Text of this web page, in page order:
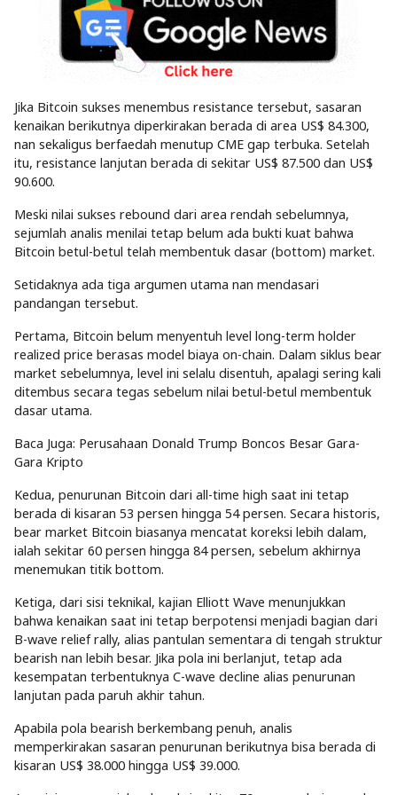
Jika Bitcoin sukses menembus resistance tersebut, sasaran
kenaikan berikutnya diperkirakan berada di area US$ 84.300,
nan sekaligus berfaedah menutup CME gap terbuka. Setelah
itu, resistance lanjutan berada di sekitar US$ 87.500 dan US$
90.600.
Meski nilai sukses rebound dari area rendah sebelumnya,
sejumlah analis menilai tetap belum ada bukti kuat bahwa
Bitcoin betul-betul telah membentuk dasar (bottom) market.
Setidaknya ada tiga argumen utama nan mendasari
pandangan tersebut.
Pertama, Bitcoin belum menyentuh level long-term holder
realized price berasas model biaya on-chain. Dalam siklus bear
market sebelumnya, level ini selalu disentuh, apalagi sering kali
ditembus secara tegas sebelum nilai betul-betul membentuk
dasar utama.
Baca Juga: Perusahaan Donald Trump Boncos Besar Gara-
Gara Kripto
Kedua, penurunan Bitcoin dari all-time high saat ini tetap
berada di kisaran 53 persen hingga 54 persen. Secara historis,
bear market Bitcoin biasanya mencatat koreksi lebih dalam,
ialah sekitar 60 persen hingga 84 persen, sebelum akhirnya
menemukan titik bottom.
Ketiga, dari sisi teknikal, kajian Elliott Wave menunjukkan
bahwa kenaikan saat ini tetap berpotensi menjadi bagian dari
B-wave relief rally, alias pantulan sementara di tengah struktur
bearish nan lebih besar. Jika pola ini berlanjut, tetap ada
kesempatan terbentuknya C-wave decline alias penurunan
lanjutan pada paruh akhir tahun.
Apabila pola bearish berkembang penuh, analis
memperkirakan sasaran penurunan berikutnya bisa berada di
kisaran US$ 38.000 hingga US$ 39.000.